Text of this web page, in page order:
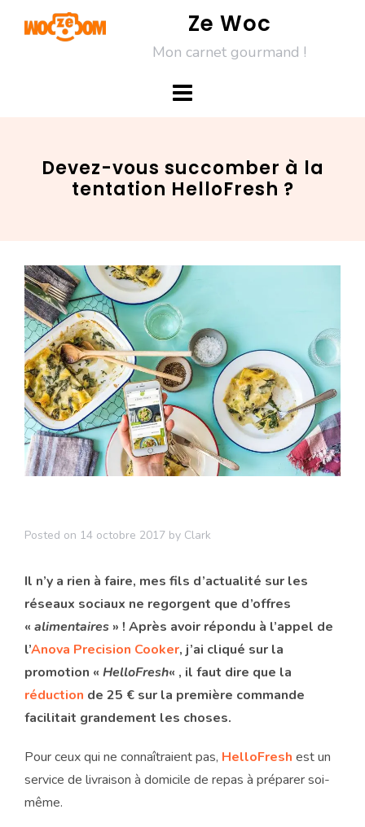
Ze Woc
Mon carnet gourmand !
Devez-vous succomber à la
tentation HelloFresh ?
Posted on 14 octobre 2017 by Clark
Il n’y a rien à faire, mes fils d’actualité sur les
réseaux sociaux ne regorgent que d’offres
« alimentaires » ! Après avoir répondu à l’appel de
l’Anova Precision Cooker, j’ai cliqué sur la
promotion « HelloFresh« , il faut dire que la
réduction de 25 € sur la première commande
facilitait grandement les choses.
Pour ceux qui ne connaîtraient pas, HelloFresh est un
service de livraison à domicile de repas à préparer soi-
même.